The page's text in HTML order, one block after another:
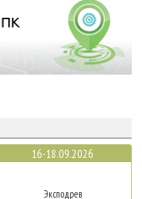
16-18.09.2026
Эксподрев